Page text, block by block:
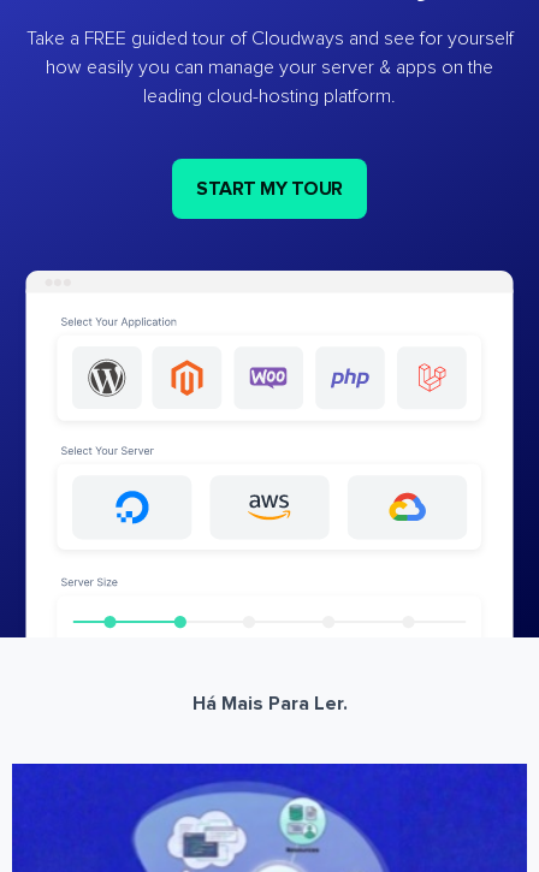
Take a FREE guided tour of Cloudways and see for yourself
how easily you can manage your server & apps on the
leading cloud-hosting platform.
START MY TOUR
Há Mais Para Ler.